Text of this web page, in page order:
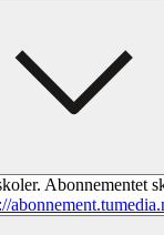
Abonnementet